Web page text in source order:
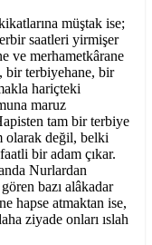
müştak ise;
saatleri yirmişer
ve merhametkârane
bir terbiyehane, bir
hariçteki
maruz
tam bir terbiye
olarak değil, belki
bir adam çıkar.
Nurlardan
bazı alâkadar
hapse atmaktan ise,
ziyade onları ıslah